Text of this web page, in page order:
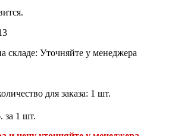
складе: Уточняйте у менеджера
для заказа: 1 шт.
за 1 шт.